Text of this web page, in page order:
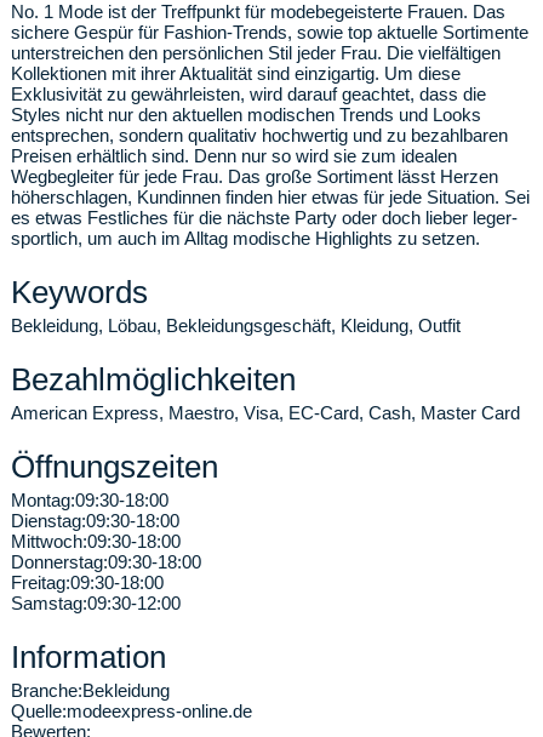
No. 1 Mode ist der Treffpunkt für modebegeisterte Frauen. Das
sichere Gespür für Fashion-Trends, sowie top aktuelle Sortimente
unterstreichen den persönlichen Stil jeder Frau. Die vielfältigen
Kollektionen mit ihrer Aktualität sind einzigartig. Um diese
Exklusivität zu gewährleisten, wird darauf geachtet, dass die
Styles nicht nur den aktuellen modischen Trends und Looks
entsprechen, sondern qualitativ hochwertig und zu bezahlbaren
Preisen erhältlich sind. Denn nur so wird sie zum idealen
Wegbegleiter für jede Frau. Das große Sortiment lässt Herzen
höherschlagen, Kundinnen finden hier etwas für jede Situation. Sei
es etwas Festliches für die nächste Party oder doch lieber leger-
sportlich, um auch im Alltag modische Highlights zu setzen.
Keywords
Bekleidung, Löbau, Bekleidungsgeschäft, Kleidung, Outfit
Bezahlmöglichkeiten
American Express, Maestro, Visa, EC-Card, Cash, Master Card
Öffnungszeiten
Montag:09:30-18:00
Dienstag:09:30-18:00
Mittwoch:09:30-18:00
Donnerstag:09:30-18:00
Freitag:09:30-18:00
Samstag:09:30-12:00
Information
Branche:Bekleidung
Quelle:modeexpress-online.de
Bewerten: